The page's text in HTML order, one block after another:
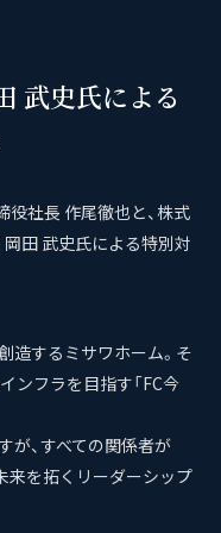
武史氏による
役社長 作尾徹也と、株式
田 武史氏による特別対
造するミサワホーム。そ
ンフラを目指す「FC今
が、すべての関係者が
来を拓くリーダーシップ